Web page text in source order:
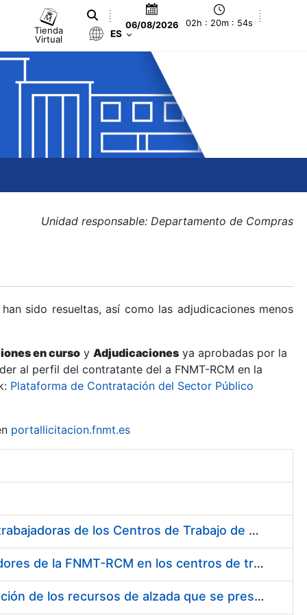
Tienda
Virtual
06/08/2026 02h : 20m : 55s
ES
Unidad responsable: Departamento de Compras
sido resueltas, así como las adjudicaciones menos
en curso y Adjudicaciones ya aprobadas por la
al perfil del contratante del a FNMT-RCM en la
Plataforma de Contratación del Sector Público
portallicitacion.fnmt.es
Suministro de Protectores Auditivos a medida para las personas trabajadoras de los Centros de Trabajo de Madrid y Burgos
Suministro de gafas graduadas antiproyecciones para los trabajadores de la FNMT-RCM en los centros de trabajo de Madrid y Burgos
Servicios de una empresa externa para el asesoramiento y resolución de los recursos de alzada que se presentan relacionados con procesos de selección para la FNMT-RCM